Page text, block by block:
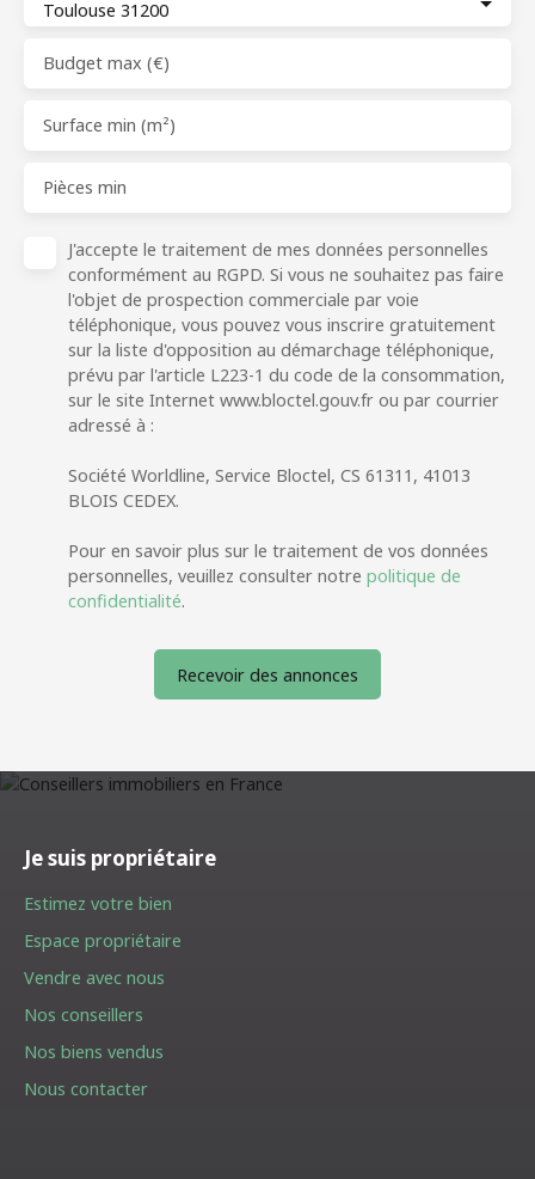
Toulouse 31200
Budget max (€)
Surface min (m²)
Pièces min
J'accepte le traitement de mes données personnelles
conformément au RGPD. Si vous ne souhaitez pas faire
l'objet de prospection commerciale par voie
téléphonique, vous pouvez vous inscrire gratuitement
sur la liste d'opposition au démarchage téléphonique,
prévu par l'article L223-1 du code de la consommation,
sur le site Internet www.bloctel.gouv.fr ou par courrier
adressé à :
Société Worldline, Service Bloctel, CS 61311, 41013
BLOIS CEDEX.
Pour en savoir plus sur le traitement de vos données
personnelles, veuillez consulter notre politique de
confidentialité.
Recevoir des annonces
Je suis propriétaire
Estimez votre bien
Espace propriétaire
Vendre avec nous
Nos conseillers
Nos biens vendus
Nous contacter